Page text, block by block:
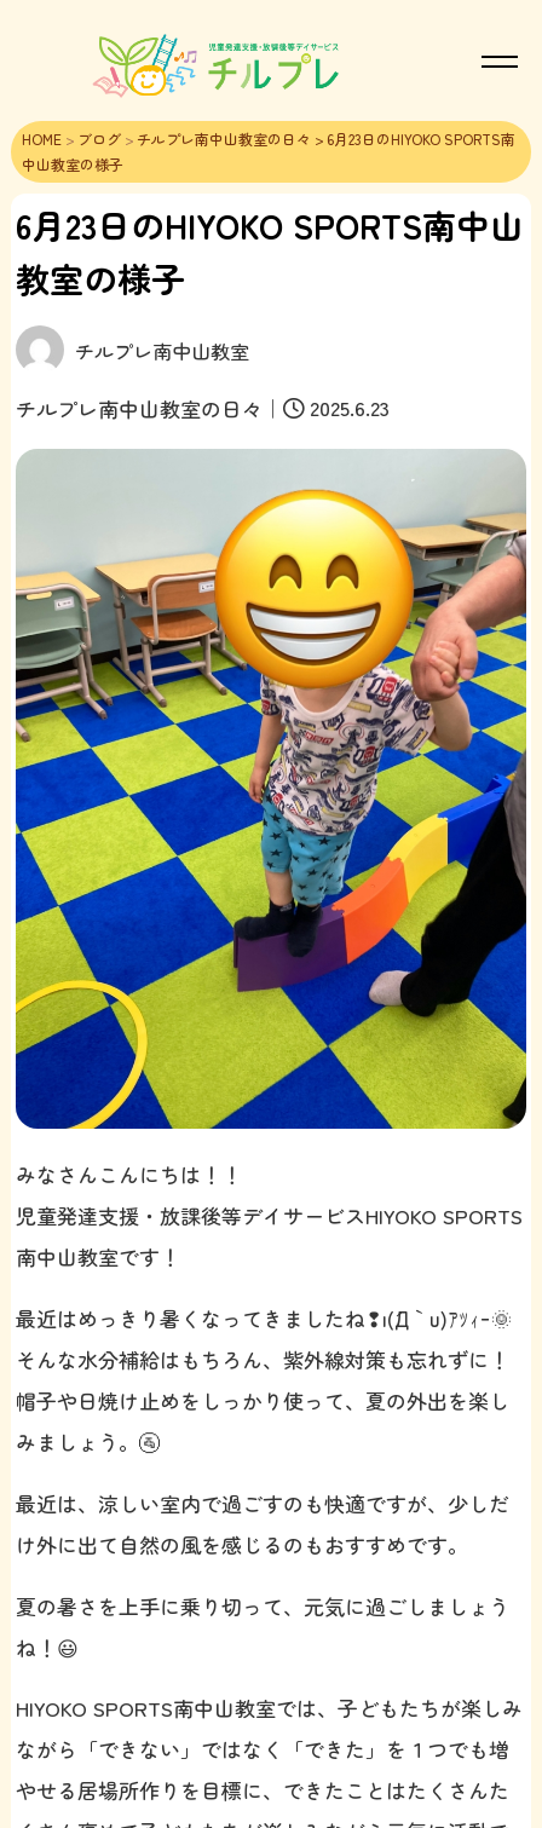
HOME> ブログ> チルプレ南中山教室の日々 > 6月23日のHIYOKO SPORTS南
中山教室の様子
6月23日のHIYOKO SPORTS南中山
教室の様子
チルプレ南中山教室
チルプレ南中山教室の日々 ｜ 2025.6.23
みなさんこんにちは！！
児童発達支援・放課後等デイサービスHIYOKO SPORTS
南中山教室です！
最近はめっきり暑くなってきましたね❢ι(´Д｀υ)ｱﾂｨｰ🌞
そんな水分補給はもちろん、紫外線対策も忘れずに！
帽子や日焼け止めをしっかり使って、夏の外出を楽し
みましょう。🚰
最近は、涼しい室内で過ごすのも快適ですが、少しだ
け外に出て自然の風を感じるのもおすすめです。
夏の暑さを上手に乗り切って、元気に過ごしましょう
ね！😃
HIYOKO SPORTS南中山教室では、子どもたちが楽しみ
ながら「できない」ではなく「できた」を１つでも増
やせる居場所作りを目標に、できたことはたくさんた